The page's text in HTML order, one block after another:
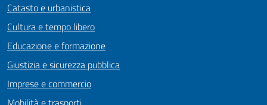
Catasto e urbanistica
Cultura e tempo libero
Educazione e formazione
Giustizia e sicurezza pubblica
Imprese e commercio